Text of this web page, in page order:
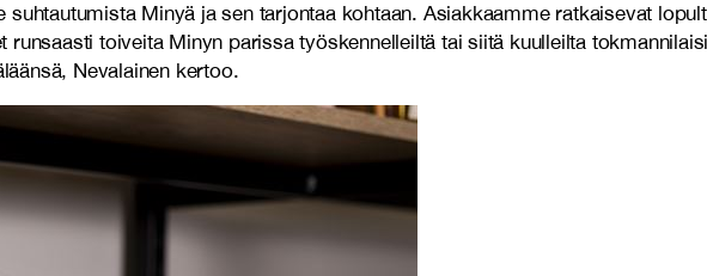
Minyä ja sen tarjontaa kohtaan. Asiakkaamme ratkaisevat
toiveita Minyn parissa työskennelleiltä tai siitä kuulleilta
Nevalainen kertoo.